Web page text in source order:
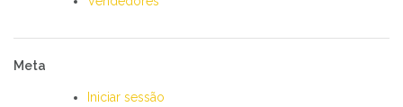
Meta
Iniciar sessão